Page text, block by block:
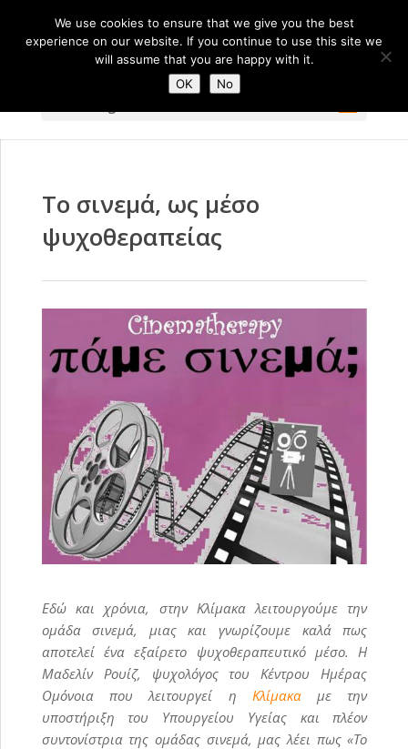
Το σινεμά, ως μέσο
ψυχοθεραπείας
Εδώ και χρόνια, στην Κλίμακα λειτουργούμε την
ομάδα σινεμά, μιας και γνωρίζουμε καλά πως
αποτελεί ένα εξαίρετο ψυχοθεραπευτικό μέσο. Η
Μαδελίν Ρουίζ, ψυχολόγος του Κέντρου Ημέρας
Ομόνοια που λειτουργεί η Κλίμακαμε την
υποστήριξη του Υπουργείου Υγείας και πλέον
συντονίστρια της ομάδας σινεμά, μας λέει πως «Το
We use cookies to ensure that we give you the best
experience on our website. If you continue to use this site we
will assume that you are happy with it.
OK
No